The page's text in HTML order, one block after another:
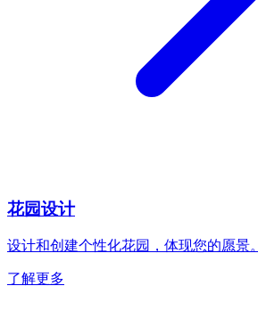
花园设计
设计和创建个性化花园，体现您的愿景。
了解更多